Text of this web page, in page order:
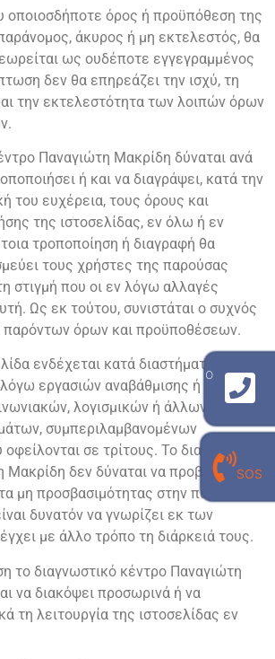
οποιοσδήποτε όρος ή προϋπόθεση της
άκυρος ή μη εκτελεστός, θα
ως ουδέποτε εγγεγραμμένος
δεν θα επηρεάζει την ισχύ, τη
την εκτελεστότητα των λοιπών όρων
Παναγιώτη Μακρίδη δύναται ανά
ή και να διαγράψει, κατά την
του ευχέρεια, τους όρους και
της ιστοσελίδας, εν όλω ή εν
τροποποίηση ή διαγραφή θα
τους χρήστες της παρούσας
στιγμή που οι εν λόγω αλλαγές
Ως εκ τούτου, συνιστάται ο συχνός
όρων και προϋποθέσεων.
ενδέχεται κατά διαστήματα να μην
εργασιών αναβάθμισης ή
λογισμικών ή άλλων
συμπεριλαμβανομένων
σε τρίτους. Το διαγνωστικό
Μακρίδη δεν δύναται να προβλέπει τα
μη προσβασιμότητας στην παρούσα
δυνατόν να γνωρίζει εκ των
με άλλο τρόπο τη διάρκειά τους.
το διαγνωστικό κέντρο Παναγιώτη
να διακόψει προσωρινά ή να
τη λειτουργία της ιστοσελίδας εν
επικοινωνίας με το εργαστήριο
940 8909
με τον
σου εργαστηριακό γιατρό
0496
SOS